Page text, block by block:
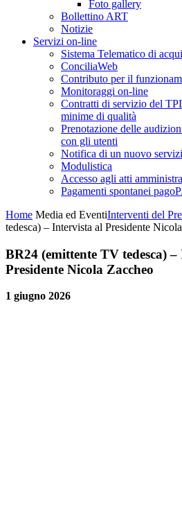
Foto gallery
Bollettino ART
Notizie
Servizi on-line
Sistema Telematico di
ConciliaWeb
Contributo per il
Monitoraggi on-line
Contratti di servizio del
minime di qualità
Prenotazione delle
con gli utenti
Notifica di un nuovo
Modulistica
Accesso agli atti
Pagamenti spontanei
Home Media ed EventiInterventi del
tedesca) – Intervista al Presidente
BR24 (emittente TV tedesca)
Presidente Nicola Zaccheo
1 giugno 2026